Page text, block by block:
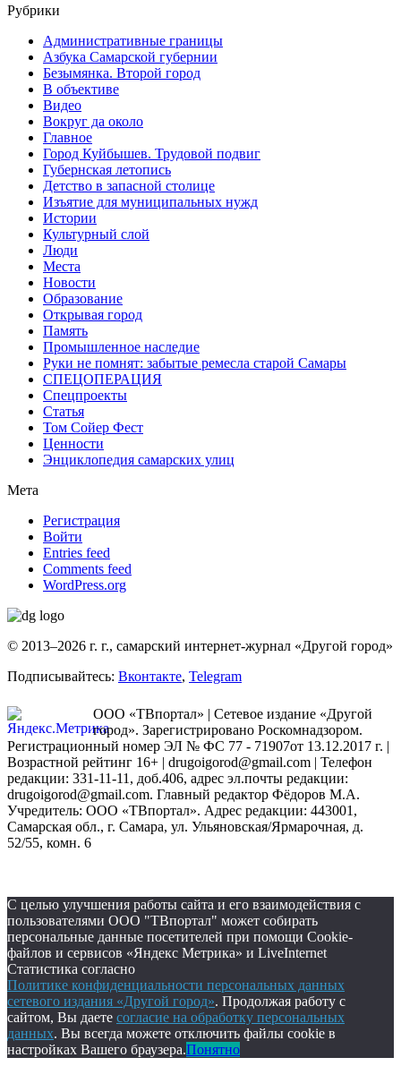
Рубрики
Административные границы
Азбука Самарской губернии
Безымянка. Второй город
В объективе
Видео
Вокруг да около
Главное
Город Куйбышев. Трудовой подвиг
Губернская летопись
Детство в запасной столице
Изъятие для муниципальных нужд
Истории
Культурный слой
Люди
Места
Новости
Образование
Открывая город
Память
Промышленное наследие
Руки не помнят: забытые ремесла старой Самары
СПЕЦОПЕРАЦИЯ
Спецпроекты
Статья
Том Сойер Фест
Ценности
Энциклопедия самарских улиц
Мета
Регистрация
Войти
Entries feed
Comments feed
WordPress.org
© 2013–2026 г. г., самарский интернет-журнал «Другой город»
Подписывайтесь: Вконтакте, Telegram
ООО «ТВпортал» | Сетевое издание «Другой
город». Зарегистрировано Роскомнадзором.
Регистрационный номер ЭЛ № ФС 77 - 71907от 13.12.2017 г. |
Возрастной рейтинг 16+ | drugoigorod@gmail.com | Телефон
редакции: 331-11-11, доб.406, адрес эл.почты редакции:
drugoigorod@gmail.com. Главный редактор Фёдоров М.А.
Учредитель: ООО «ТВпортал». Адрес редакции: 443001,
Самарская обл., г. Самара, ул. Ульяновская/Ярмарочная, д.
52/55, комн. 6
С целью улучшения работы сайта и его взаимодействия с
пользователями ООО "ТВпортал" может собирать
персональные данные посетителей при помощи Cookie-
файлов и сервисов «Яндекс Метрика» и LiveInternet
Статистика согласно
Политике конфиденциальности персональных данных
сетевого издания «Другой город». Продолжая работу с
сайтом, Вы даете согласие на обработку персональных
данных. Вы всегда можете отключить файлы cookie в
настройках Вашего браузера.Понятно